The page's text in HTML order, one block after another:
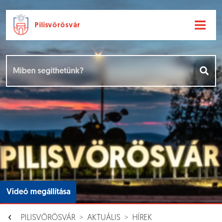
Ugrás a fő tartalomhoz
Pilisvörösvár
Videó megállítása
PILISVÖRÖSVÁR AKTUÁLIS HÍREK
Hírek [
Események []
Dokumentumok [
Aloldalak []